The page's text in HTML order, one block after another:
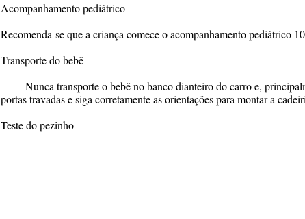
Acompanhamento pediátrico
Recomenda-se que a criança comece o acompanhamento pediátrico
Transporte do bebê
Nunca transporte o bebê no banco dianteiro do carro e,
portas travadas e siga corretamente as orientações para montar a
Teste do pezinho